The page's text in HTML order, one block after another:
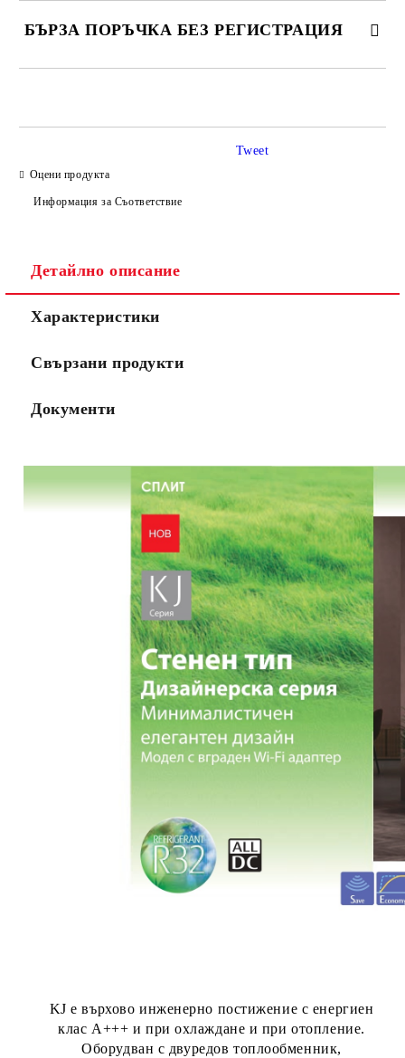
БЪРЗА ПОРЪЧКА БЕЗ РЕГИСТРАЦИЯ
Съгласен съм сПолитиката за лични данни
Оцени продукта
Информация за Съответствие
Tweet
Детайлно описание
Характеристики
Свързани продукти
Документи
KJ е върхово инженерно постижение с енергиен
клас A+++ и при охлаждане и при отопление.
Оборудван с двуредов топлообменник,